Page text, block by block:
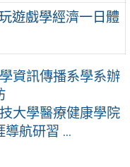
遊戲學經濟一日體
資訊傳播系學系辦
大學醫療健康學院
航研習 ...